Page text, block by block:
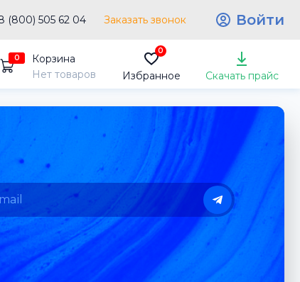
(800) 505 62 04 Заказать звонок Войти
0
Корзина
Нет товаров
0
Избранное Скачать прайс